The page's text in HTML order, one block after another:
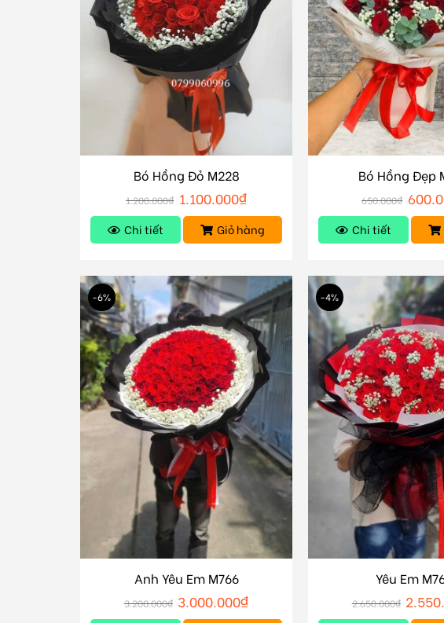
Bó Hồng Đỏ M228
1.200.000₫ 1.100.000₫
Chi tiết Giỏ hàng
Bó Hồng Đẹp
650.000₫
Chi tiết
-6%
Anh Yêu Em M766
3.200.000₫ 3.000.000₫
-4%
Yêu Em
2.650.000₫